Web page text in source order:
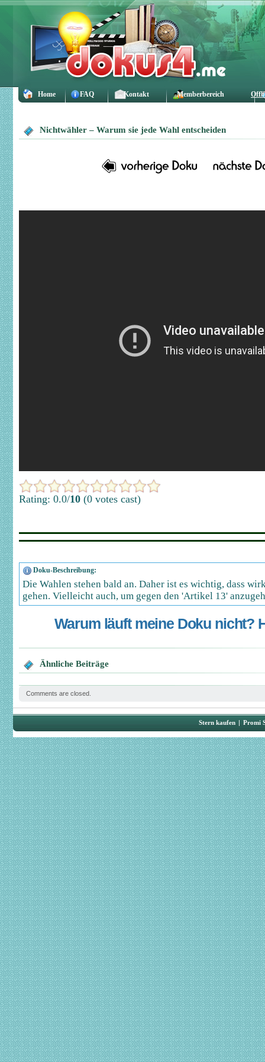
Home FAQ Kontakt Memberbereich
Nichtwähler – Warum sie jede Wahl entscheiden
Rating: 0.0/10 (0 votes cast)
Doku-Beschreibung:
Die Wahlen stehen bald an. Daher ist es wichtig, dass
gehen. Vielleicht auch, um gegen den 'Artikel 13'
Warum läuft meine Doku nicht?
Ähnliche Beiträge
Comments are closed.
Stern kaufen | Promi